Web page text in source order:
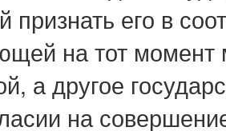
признать его в
на тот момент
а другое
на